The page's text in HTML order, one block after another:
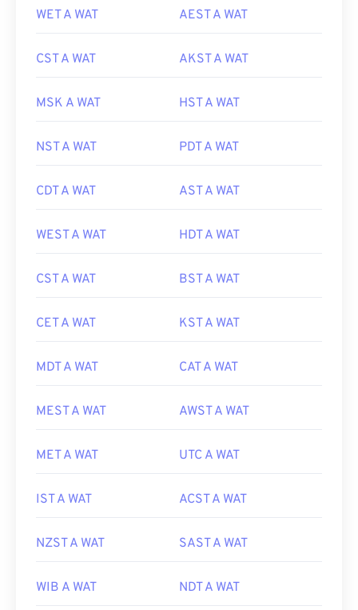
WET A WAT AEST A WAT
CST A WAT AKST A WAT
MSK A WAT HST A WAT
NST A WAT PDT A WAT
CDT A WAT AST A WAT
WEST A WAT HDT A WAT
CST A WAT BST A WAT
CET A WAT KST A WAT
MDT A WAT CAT A WAT
MEST A WAT AWST A WAT
MET A WAT UTC A WAT
IST A WAT ACST A WAT
NZST A WAT SAST A WAT
WIB A WAT NDT A WAT